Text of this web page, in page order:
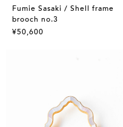
Fumie Sasaki / Shell frame
brooch no.3
¥50,600